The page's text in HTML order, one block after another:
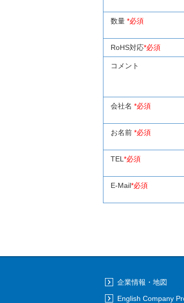
数量 *必須
RoHS対応*必須
コメント
会社名 *必須
お名前 *必須
TEL *必須
E-Mail*必須
企業情報・地図
English Company